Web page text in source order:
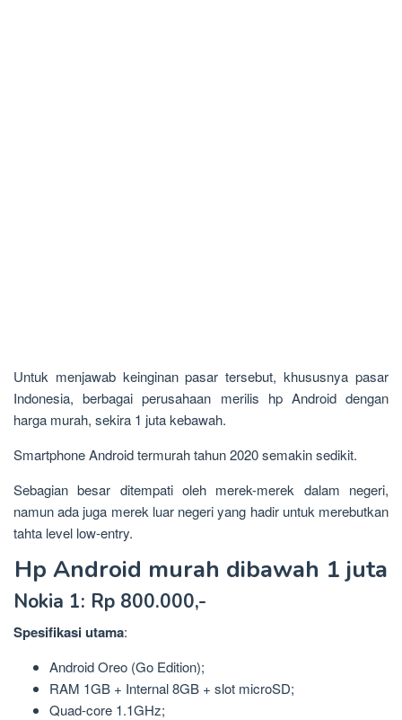
Untuk menjawab keinginan pasar tersebut, khususnya pasar
Indonesia, berbagai perusahaan merilis hp Android dengan
harga murah, sekira 1 juta kebawah.
Smartphone Android termurah tahun 2020 semakin sedikit.
Sebagian besar ditempati oleh merek-merek dalam negeri,
namun ada juga merek luar negeri yang hadir untuk merebutkan
tahta level low-entry.
Hp Android murah dibawah 1 juta
Nokia 1: Rp 800.000,-
Spesifikasiutama:
Android Oreo (Go Edition);
RAM 1GB + Internal 8GB + slot microSD;
Quad-core 1.1GHz;